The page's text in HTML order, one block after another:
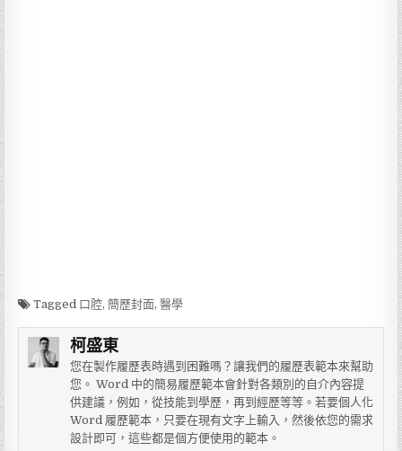
Tagged 口腔,簡歷封面,醫學
柯盛東
您在製作履歷表時遇到困難嗎？讓我們的履歷表範本來幫助
您。 Word 中的簡易履歷範本會針對各類別的自介內容提
供建議，例如，從技能到學歷，再到經歷等等。若要個人化
Word 履歷範本，只要在現有文字上輸入，然後依您的需求
設計即可，這些都是個方便使用的範本。